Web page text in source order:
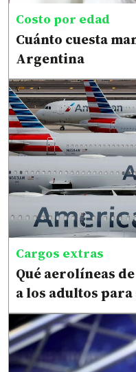
Costo por edad
Cuánto cuesta
Argentina
Cargos extras
Qué aerolíneas
a los adultos